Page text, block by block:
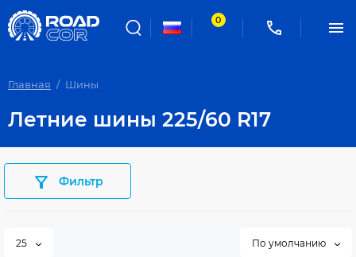
0
Главная Шины
Летние шины 225/60 R17
Фильтр
25 По умолчанию